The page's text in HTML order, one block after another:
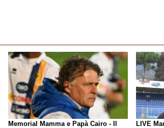
Memorial Mamma e Papà Cairo - Il
LIVE